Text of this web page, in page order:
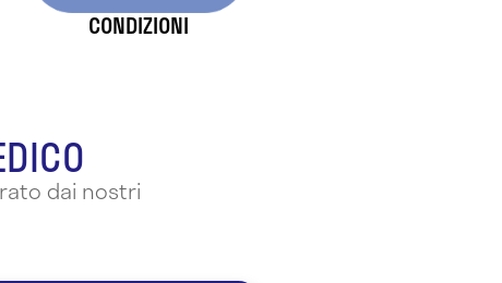
CONDIZIONI
dai nostri